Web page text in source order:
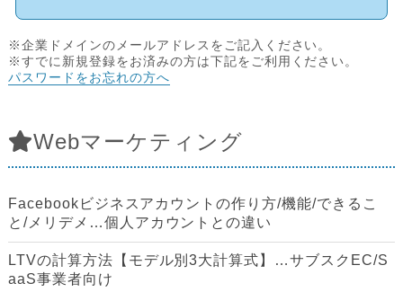
※企業ドメインのメールアドレスをご記入ください。
※すでに新規登録をお済みの方は下記をご利用ください。
パスワードをお忘れの方へ
Webマーケティング
Facebookビジネスアカウントの作り方/機能/できるこ
と/メリデメ…個人アカウントとの違い
LTVの計算方法【モデル別3大計算式】…サブスクEC/S
aaS事業者向け